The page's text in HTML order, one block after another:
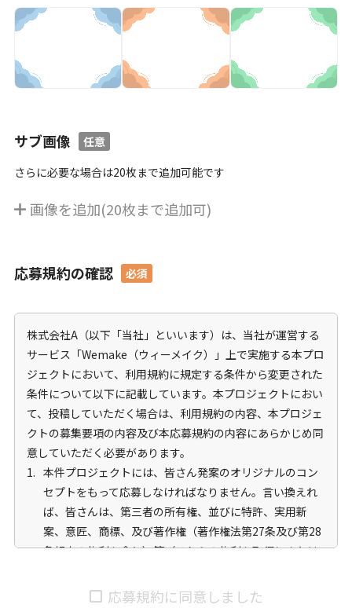
サブ画像
さらに必要な場合は20枚まで追加可能です
画像を追加(20枚まで追加可)
応募規約の確認
株式会社A（以下「当社」といいます）は、当社が運営する
サービス「Wemake（ウィーメイク）」上で実施する本プロ
ジェクトにおいて、利用規約に規定する条件から変更された
条件について以下に記載しています。本プロジェクトにおい
て、投稿していただく場合は、利用規約の内容、本プロジェ
クトの募集要項の内容及び本応募規約の内容にあらかじめ同
意していただく必要があります。
本件プロジェクトには、皆さん発案のオリジナルのコン
セプトをもって応募しなければなりません。言い換えれ
ば、皆さんは、第三者の所有権、並びに特許、実用新
案、意匠、商標、及び著作権（著作権法第27条及び第28
条規定の権利を含む）等（これらの権利を取得しまたは
という。）を侵害していないものを応募する義務を負い
応募規約に同意しました